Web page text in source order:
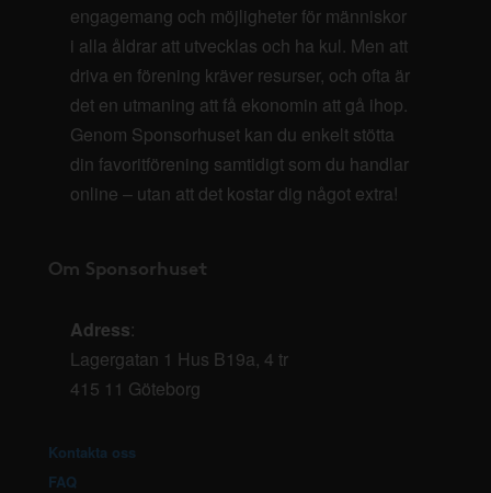
engagemang och möjligheter för människor
i alla åldrar att utvecklas och ha kul. Men att
driva en förening kräver resurser, och ofta är
det en utmaning att få ekonomin att gå ihop.
Genom Sponsorhuset kan du enkelt stötta
din favoritförening samtidigt som du handlar
online – utan att det kostar dig något extra!
Om Sponsorhuset
Adress:
Lagergatan 1 Hus B19a, 4 tr
415 11 Göteborg
Kontakta oss
FAQ